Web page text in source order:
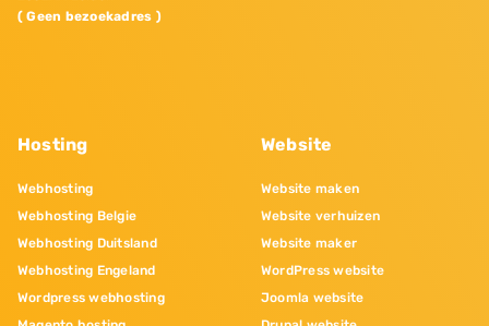
( Geen bezoekadres )
Hosting
Webhosting
Webhosting Belgie
Webhosting Duitsland
Webhosting Engeland
Wordpress webhosting
Website
Website maken
Website verhuizen
Website maker
WordPress website
Joomla website